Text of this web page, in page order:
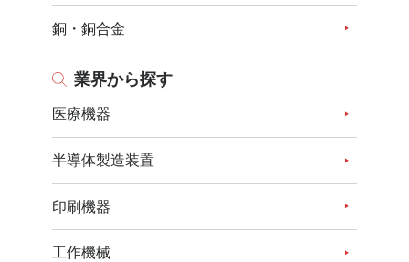
銅・銅合金
業界から探す
医療機器
半導体製造装置
印刷機器
工作機械